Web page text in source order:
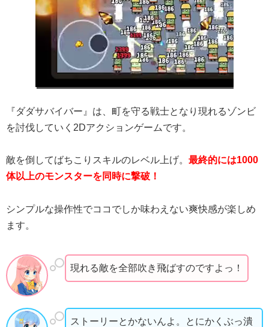
『ダダサバイバー』は、町を守る戦士となり現れるゾンビ
を討伐していく2Dアクションゲームです。
敵を倒してばちこりスキルのレベル上げ。 最終的には1000
体以上のモンスターを同時に撃破！
シンプルな操作性でココでしか味わえない爽快感が楽しめ
ます。
現れる敵を全部吹き飛ばすのですよっ！
ストーリーとかないんよ。とにかくぶっ潰